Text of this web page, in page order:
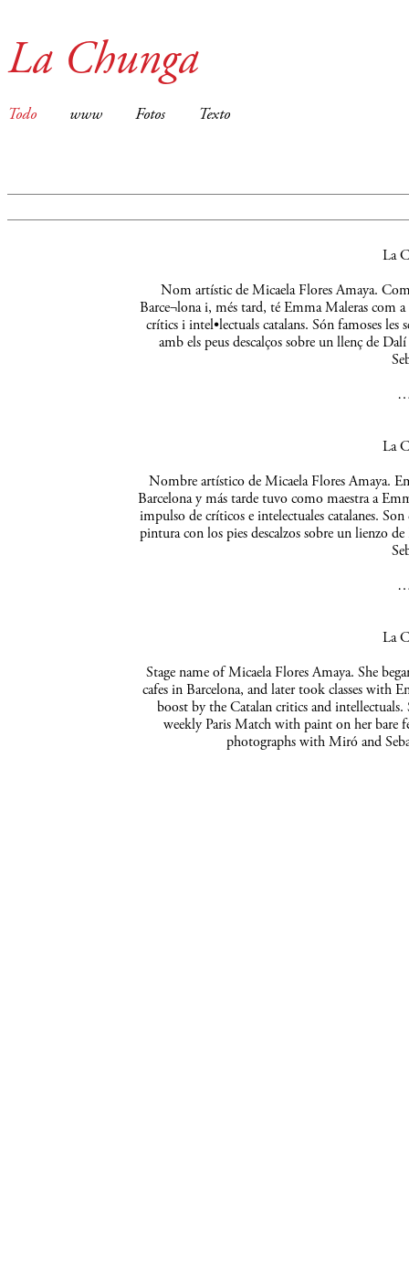
La Chunga
Todo www Fotos Texto
La
Nom artístic de Micaela Flores Amaya.
Barce¬lona i, més tard, té Emma Maleras com
crítics i intel•lectuals catalans. Són famoses
amb els peus descalços sobre un llenç de
La
Nombre artístico de Micaela Flores Amaya.
Barcelona y más tarde tuvo como maestra a
impulso de críticos e intelectuales catalanes.
pintura con los pies descalzos sobre un lienzo
La
Stage name of Micaela Flores Amaya. She
cafes in Barcelona, and later took classes with
boost by the Catalan critics and
weekly Paris Match with paint on her bare
photographs with Miró and